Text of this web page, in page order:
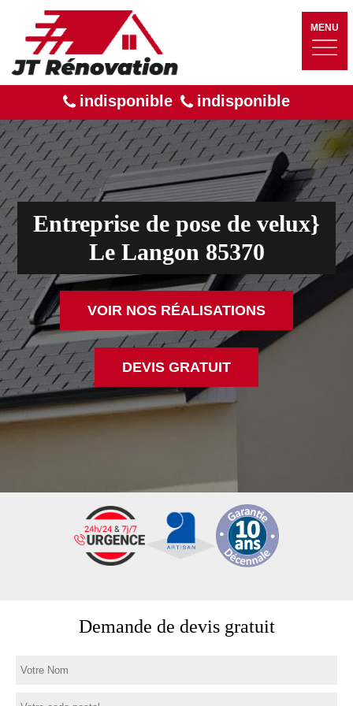
MENU
indisponible indisponible
Entreprise de pose de velux}
Le Langon 85370
VOIR NOS RÉALISATIONS
DEVIS GRATUIT
Demande de devis gratuit